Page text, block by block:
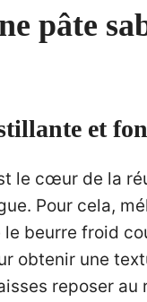
pâte
et
le cœur de la
Pour cela,
le beurre froid
obtenir une
reposer